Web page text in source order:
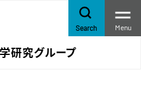
研究グループ
Search Menu